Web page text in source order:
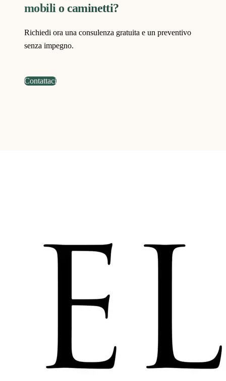
mobili o caminetti?
Richiedi ora una consulenza gratuita e un preventivo
senza impegno.
Contattaci